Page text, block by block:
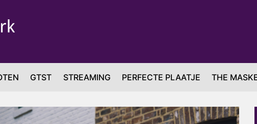
GTST STREAMING PERFECTE PLAATJE THE